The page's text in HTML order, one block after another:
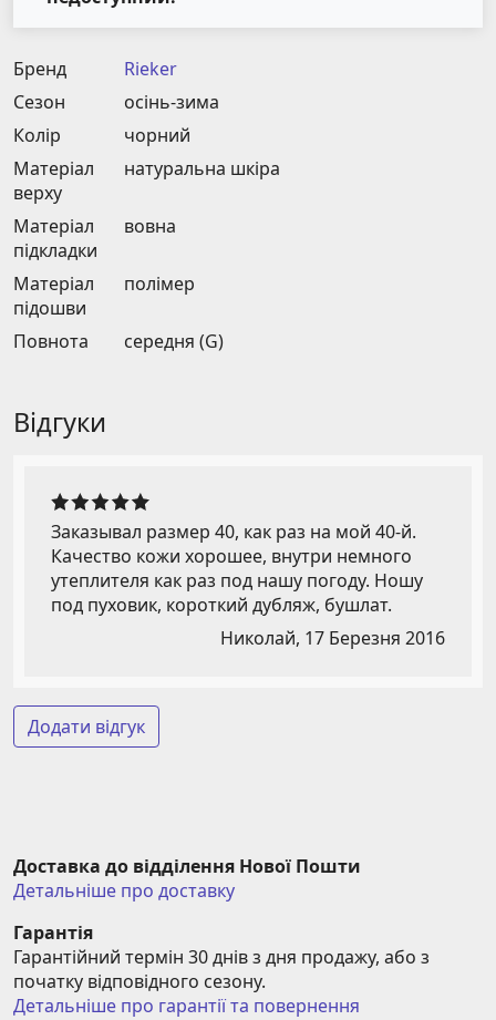
Бренд
Rieker
Сезон
осінь-зима
Колір
чорний
Матеріал
верху
натуральна шкіра
Матеріал
підкладки
вовна
Матеріал
підошви
полімер
Повнота середня (G)
Відгуки
Заказывал размер 40, как раз на мой 40-й.
Качество кожи хорошее, внутри немного
утеплителя как раз под нашу погоду. Ношу
под пуховик, короткий дубляж, бушлат.
Николай, 17 Березня 2016
Додати відгук
Доставка до відділення Нової Пошти
Детальніше про доставку
Гарантія
Гарантійний термін 30 днів з дня продажу, або з
початку відповідного сезону.
Детальніше про гарантії та повернення